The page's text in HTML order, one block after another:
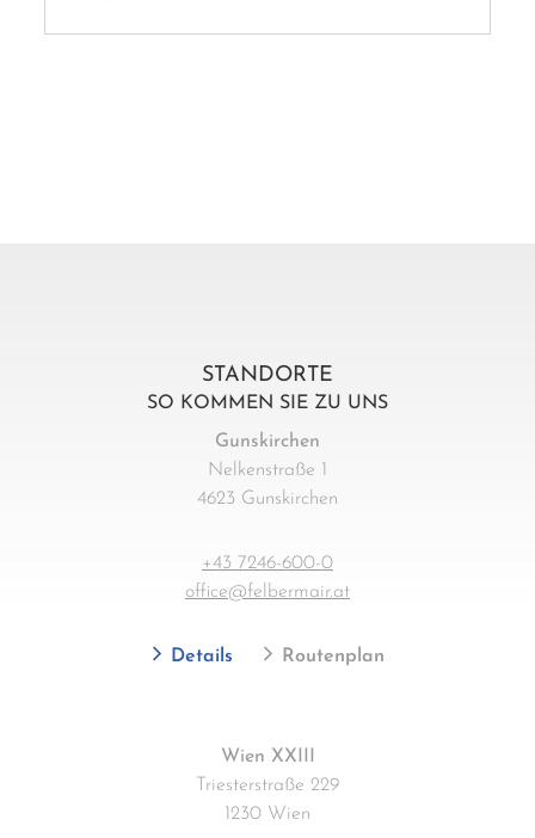
STANDORTE
SO KOMMEN SIE ZU UNS
Gunskirchen
Nelkenstraße 1
4623 Gunskirchen
+43 7246-600-0
office@felbermair.at
Details Routenplan
Wien XXIII
Triesterstraße 229
1230 Wien